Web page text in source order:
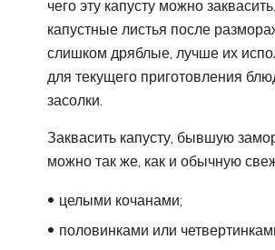
чего эту капусту можно
капустные листья после
слишком дряблые, лучше их
для текущего приготовления
засолки.
Заквасить капусту, бывшую
можно так же, как и обычную
целыми кочанами;
половинками или